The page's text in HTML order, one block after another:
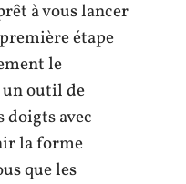
à vous lancer
étape
le
outil de
doigts avec
la forme
que les